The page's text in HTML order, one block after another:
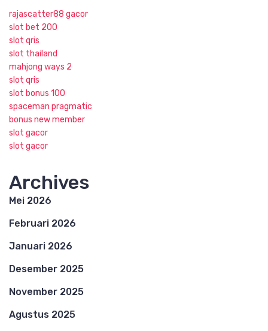
rajascatter88 gacor
slot bet 200
slot qris
slot thailand
mahjong ways 2
slot qris
slot bonus 100
spaceman pragmatic
bonus new member
slot gacor
slot gacor
Archives
Mei 2026
Februari 2026
Januari 2026
Desember 2025
November 2025
Agustus 2025